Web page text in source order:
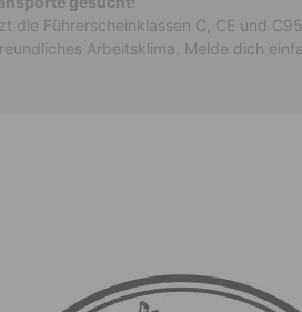
die Führerscheinklassen C, CE und
Arbeitsklima. Melde dich